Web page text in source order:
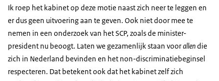
Ik roep het kabinet op deze motie naast zich neer te leggen en
er dus geen uitvoering aan te geven. Ook niet door mee te
nemen in een onderzoek van het SCP, zoals de minister-
president nu beoogt. Laten we gezamenlijk staan voorallendie
zich in Nederland bevinden en het non-discriminatiebeginsel
respecteren. Dat betekent ook dat het kabinet zelf zich